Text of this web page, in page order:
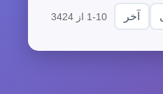
آخر 1-10 از 3424